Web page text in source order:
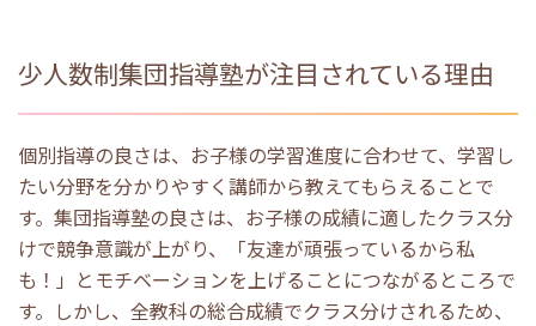
少人数制集団指導塾が注目されている理由
個別指導の良さは、お子様の学習進度に合わせて、学習し
たい分野を分かりやすく講師から教えてもらえることで
す。集団指導塾の良さは、お子様の成績に適したクラス分
けで競争意識が上がり、「友達が頑張っているから私
も！」とモチベーションを上げることにつながるところで
す。しかし、全教科の総合成績でクラス分けされるため、